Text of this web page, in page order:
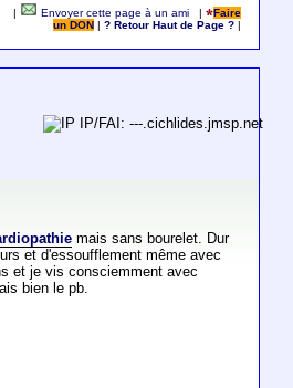
Envoyer cette page à un ami |
Faire
un DON
|? Retour Haut de Page ?
IP/FAI: ---.cichlides.jmsp.net
mais sans bourelet. Dur
et d'essoufflement même avec
et je vis consciemment avec
bien le pb.